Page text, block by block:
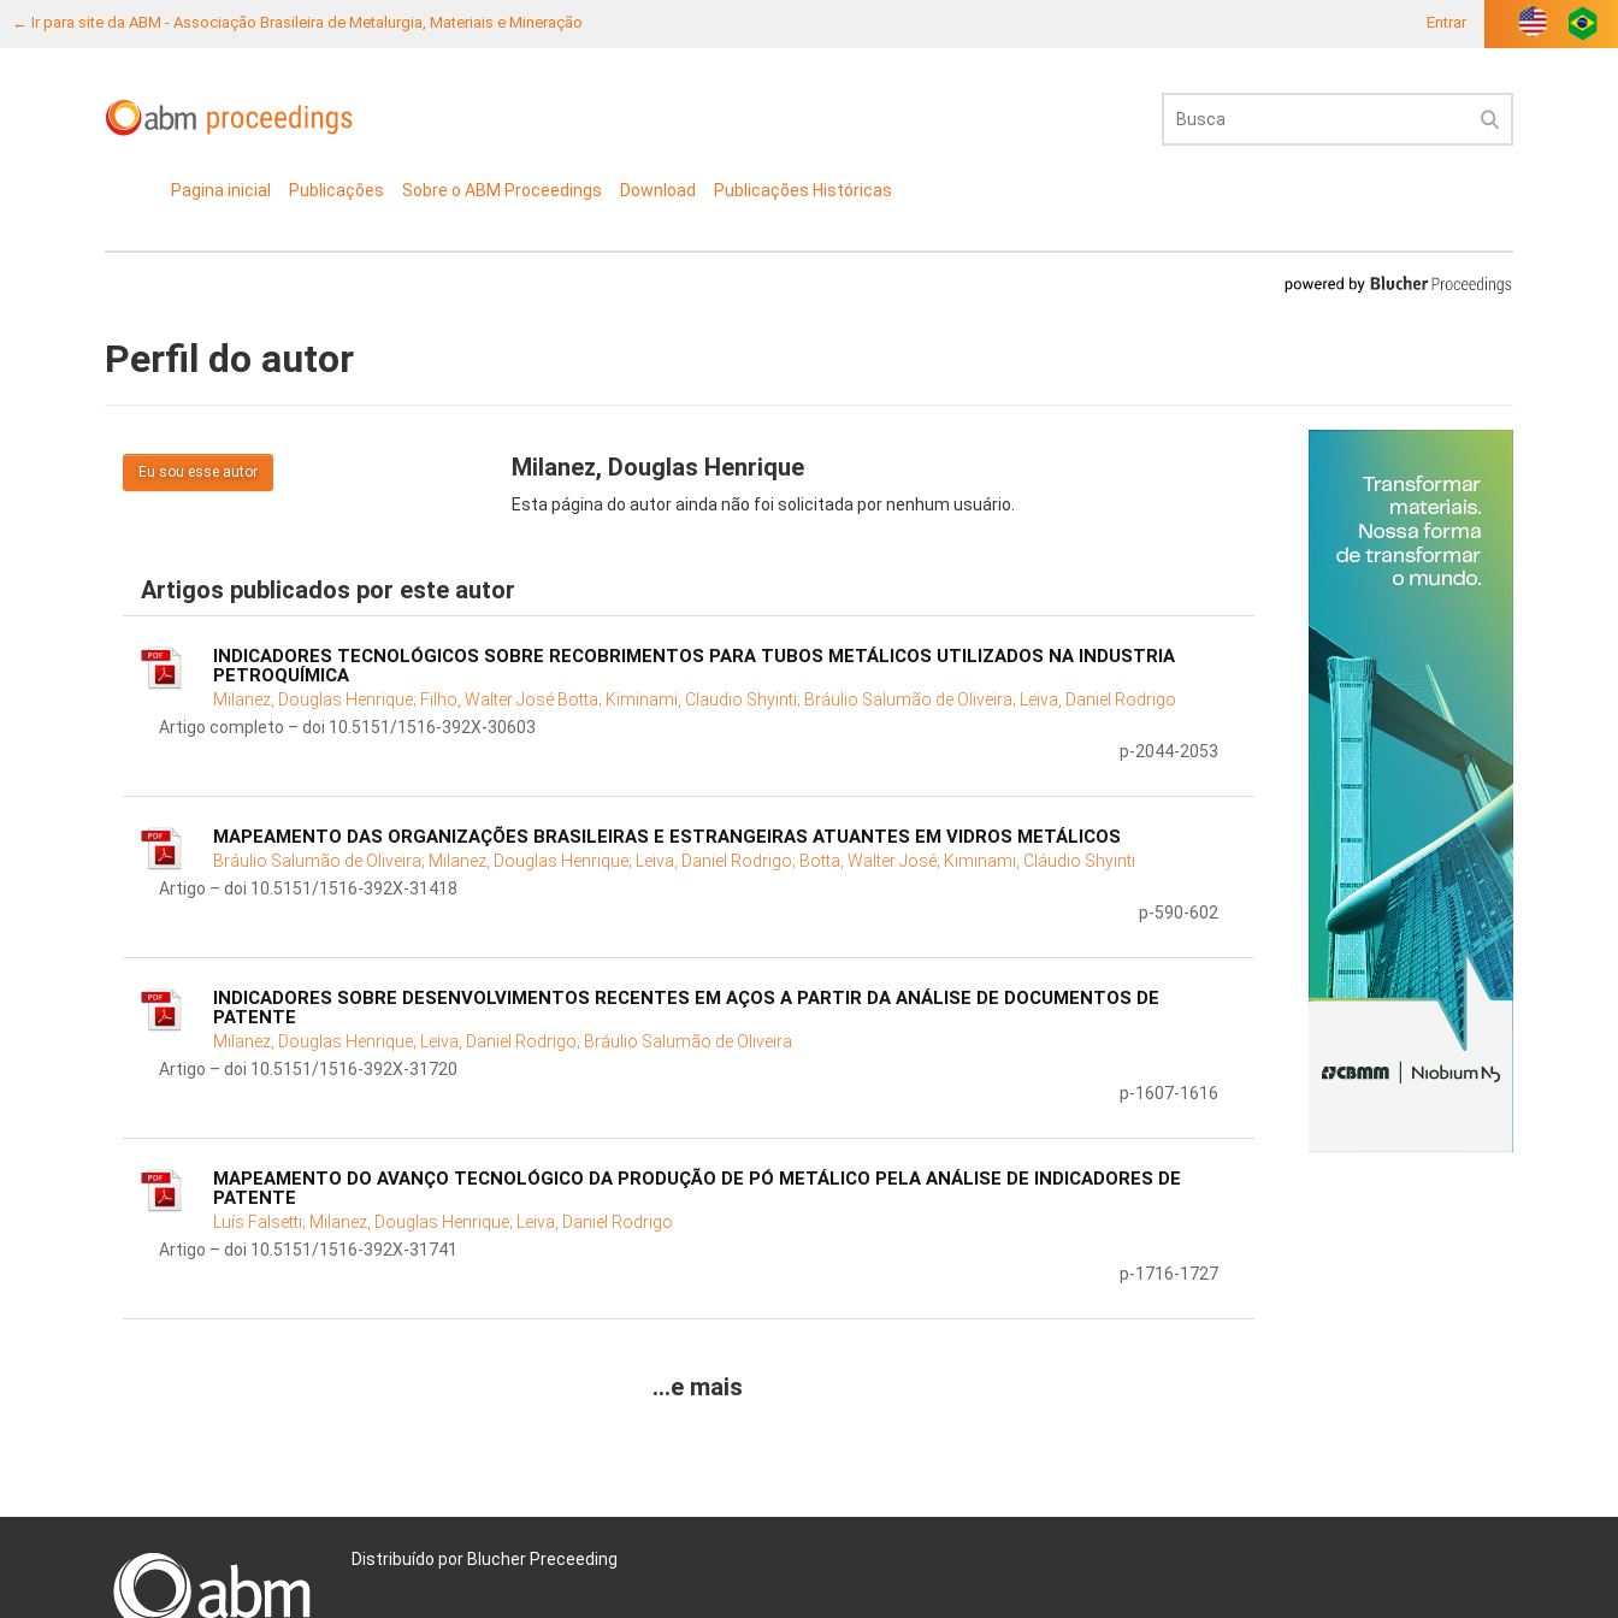
← Ir para site da ABM - Associação Brasileira de Metalurgia, Materiais e Mineração Entrar
Pagina inicial Publicações Sobre o ABM Proceedings Download Publicações Históricas
Perfil do autor
Eu sou esse autor Milanez, Douglas Henrique
Esta página do autor ainda não foi solicitada por nenhum usuário.
Artigos publicados por este autor
INDICADORES TECNOLÓGICOS SOBRE RECOBRIMENTOS PARA TUBOS METÁLICOS UTILIZADOS NA INDUSTRIA
PETROQUÍMICA
Milanez, Douglas Henrique; Filho, Walter José Botta; Kiminami, Claudio Shyinti; Bráulio Salumão de Oliveira; Leiva, Daniel Rodrigo
Artigo completo – doi 10.5151/1516-392X-30603
p-2044-2053
MAPEAMENTO DAS ORGANIZAÇÕES BRASILEIRAS E ESTRANGEIRAS ATUANTES EM VIDROS METÁLICOS
Bráulio Salumão de Oliveira; Milanez, Douglas Henrique; Leiva, Daniel Rodrigo; Botta, Walter José; Kiminami, Cláudio Shyinti
Artigo – doi 10.5151/1516-392X-31418
p-590-602
INDICADORES SOBRE DESENVOLVIMENTOS RECENTES EM AÇOS A PARTIR DA ANÁLISE DE DOCUMENTOS DE
PATENTE
Milanez, Douglas Henrique; Leiva, Daniel Rodrigo; Bráulio Salumão de Oliveira
Artigo – doi 10.5151/1516-392X-31720
p-1607-1616
MAPEAMENTO DO AVANÇO TECNOLÓGICO DA PRODUÇÃO DE PÓ METÁLICO PELA ANÁLISE DE INDICADORES DE
PATENTE
Luís Falsetti; Milanez, Douglas Henrique; Leiva, Daniel Rodrigo
Artigo – doi 10.5151/1516-392X-31741
p-1716-1727
...e mais
Distribuído por Blucher Preceeding